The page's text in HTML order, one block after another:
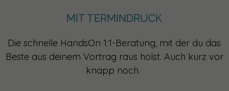
MIT TERMINDRUCK
Die schnelle HandsOn 1:1-Beratung, mit der du das
Beste aus deinem Vortrag raus holst. Auch kurz vor
knapp noch.